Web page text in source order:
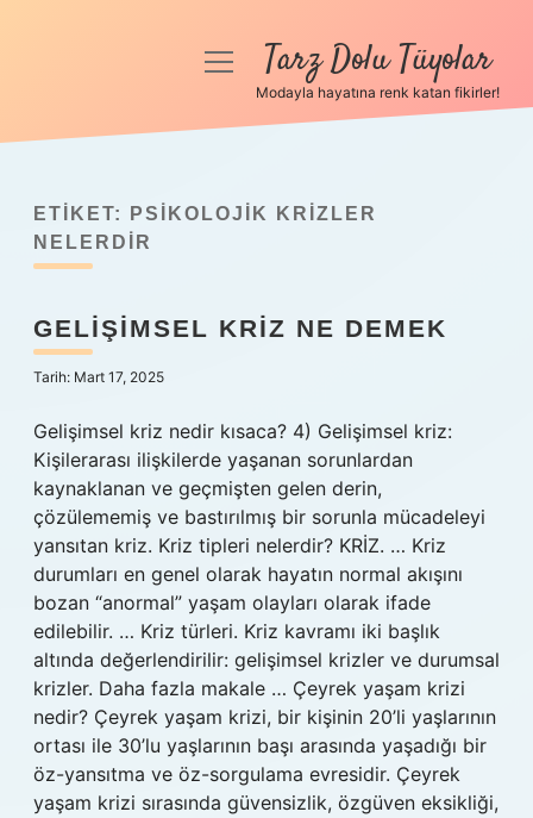
Anasayfa
Yasal Uyarı
menüyüTarz Dolu Tüyolar
Modayla hayatına renk katan fikirler!
ETIKET:
PSIKOLOJIK KRIZLER
NELERDIR
GELIŞIMSEL KRIZ NE DEMEK
Tarih: Mart 17, 2025
Gelişimsel kriz nedir kısaca? 4) Gelişimsel kriz:
Kişilerarası ilişkilerde yaşanan sorunlardan
kaynaklanan ve geçmişten gelen derin,
çözülememiş ve bastırılmış bir sorunla mücadeleyi
yansıtan kriz. Kriz tipleri nelerdir? KRİZ. … Kriz
durumları en genel olarak hayatın normal akışını
bozan “anormal” yaşam olayları olarak ifade
edilebilir. … Kriz türleri. Kriz kavramı iki başlık
altında değerlendirilir: gelişimsel krizler ve durumsal
krizler. Daha fazla makale … Çeyrek yaşam krizi
nedir? Çeyrek yaşam krizi, bir kişinin 20’li yaşlarının
ortası ile 30’lu yaşlarının başı arasında yaşadığı bir
öz-yansıtma ve öz-sorgulama evresidir. Çeyrek
yaşam krizi sırasında güvensizlik, özgüven eksikliği,